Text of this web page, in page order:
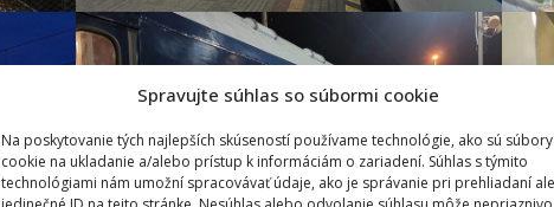
Spravujte súhlas so súbormi cookie
Na poskytovanie tých najlepších skúseností používame technológie, ako sú súbory
cookie na ukladanie a/alebo prístup k informáciám o zariadení. Súhlas s týmito
technológiami nám umožní spracovávať údaje, ako je správanie pri prehliadaní